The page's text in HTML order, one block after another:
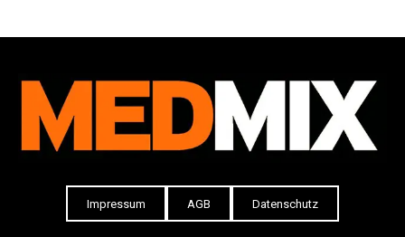
Impressum AGB Datenschutz